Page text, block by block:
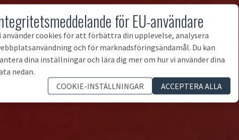
för EU-användare
använder cookies för att förbättra din upplevelse, analysera
och för marknadsföringsändamål. Du kan
dina inställningar och lära dig mer om hur vi använder dina
nedan.
COOKIE-INSTÄLLNINGAR
ACCEPTERA ALLA